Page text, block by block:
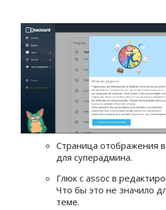
Страница отображения
для суперадмина.
Глюк с assoc в
Что бы это не значило
теме.